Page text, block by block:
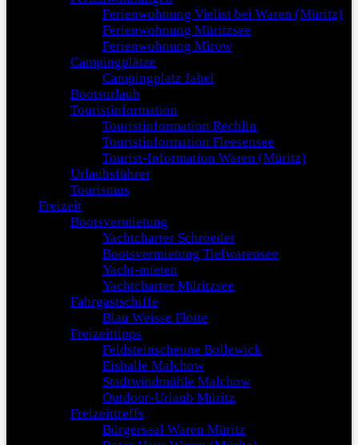
Ferienwohnung Vielist bei Waren (Müritz)
Ferienwohnung Müritzsee
Ferienwohnung Mirow
Campingplätze
Campingplatz Jabel
Bootsurlaub
Touristinformation
Touristinformation Rechlin
Touristinformation Fleesensee
Tourist-Information Waren (Müritz)
Urlaubsführer
Tourismus
Freizeit
Bootsvermietung
Yachtcharter Schroeder
Bootsvermietung Tiefwarensee
Yacht-mieten
Yachtcharter Müritzsee
Fahrgastschiffe
Blau Weisse Flotte
Freizeittipps
Feldsteinscheune Bollewick
Eishalle Malchow
Stadtwindmühle Malchow
Outdoor-Urlaub Müritz
Freizeittreffs
Bürgersaal Waren Müritz